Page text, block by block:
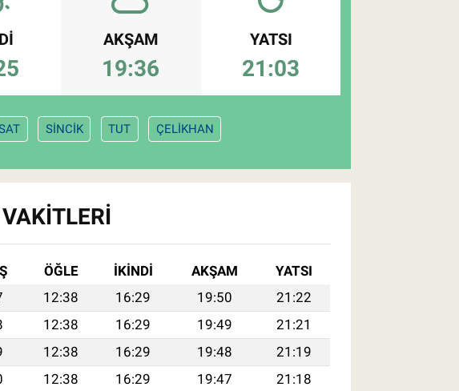
AKŞAM
19:36
YATSI
21:03
SİNCİK TUT ÇELİKHAN
ÖĞLE İKINDI AKŞAM
YATSI
12:38 16:29 19:50
21:22
12:38 16:29 19:49
21:21
12:38 16:29 19:48
21:19
12:38 16:29 19:47
21:18